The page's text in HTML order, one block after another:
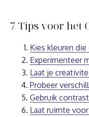
7 Tips voor het
Kies kleuren
Experimenteer
Laat je
Probeer
Gebruik
Laat ruimte